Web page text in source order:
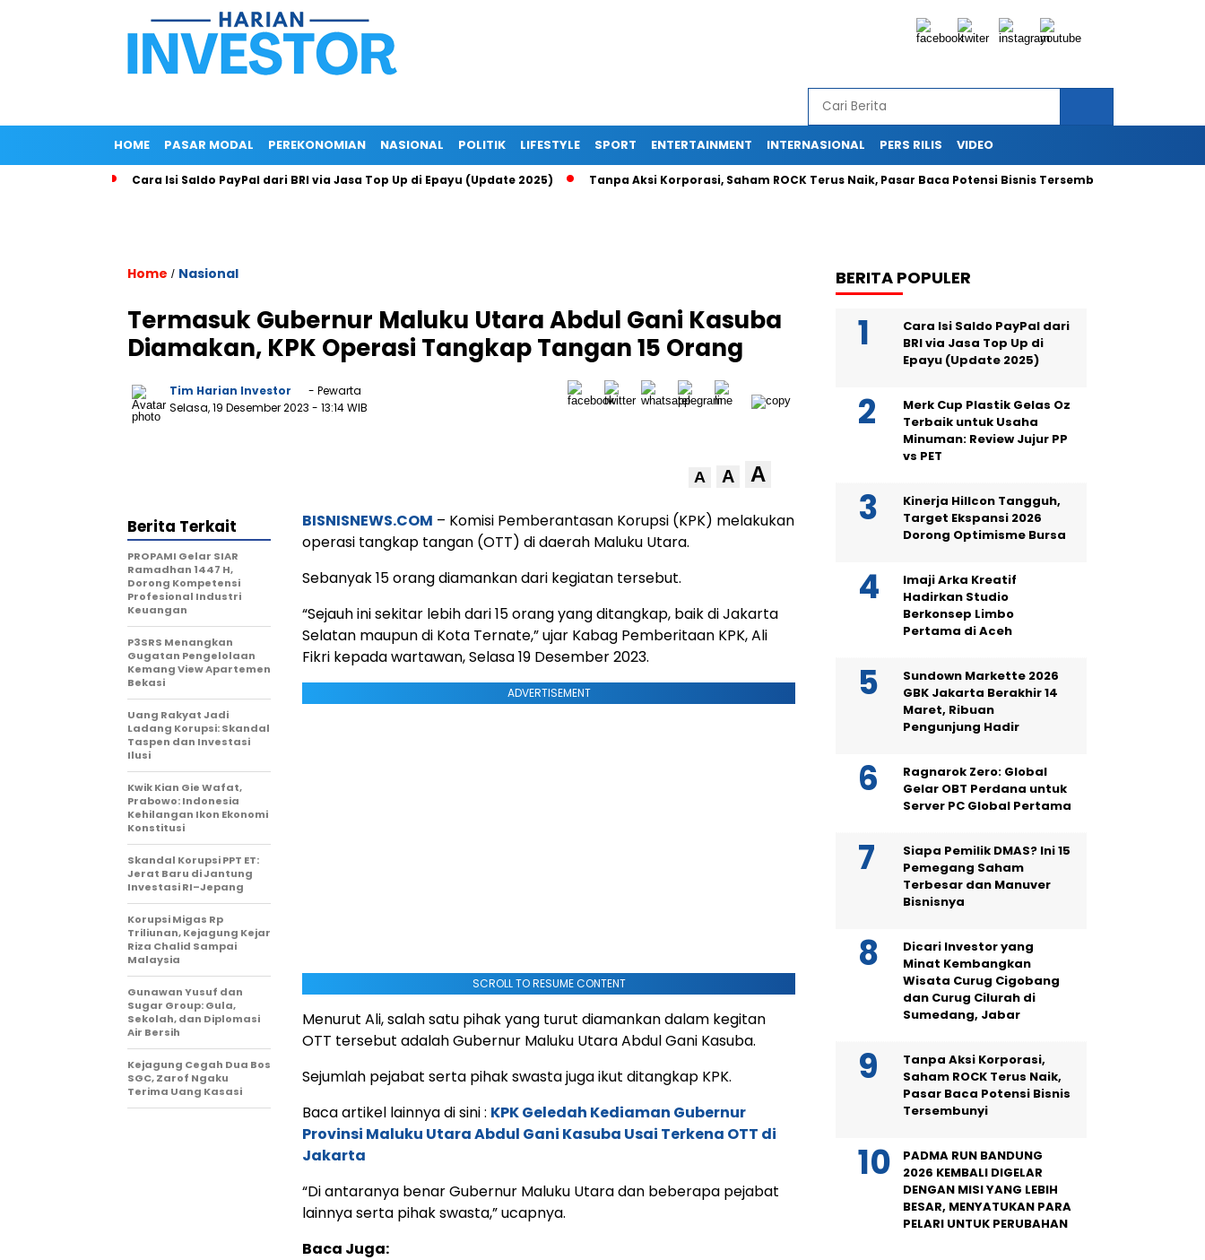
HOME PASAR MODAL PEREKONOMIAN NASIONAL POLITIK LIFESTYLE SPORT ENTERTAINMENT INTERNASIONAL PERS RILIS VIDEO
Cara Isi Saldo PayPal dari BRI via Jasa Top Up di Epayu (Update 2025) Tanpa Aksi Korporasi, Saham ROCK Terus Naik, Pasar Baca Potensi Bisnis Tersembunyi
Home / Nasional
Termasuk Gubernur Maluku Utara Abdul Gani Kasuba
Diamakan, KPK Operasi Tangkap Tangan 15 Orang
Tim Harian Investor
- Pewarta
Selasa, 19 Desember 2023 - 13:14 WIB
A A A
BISNISNEWS.COM – Komisi Pemberantasan Korupsi (KPK) melakukan
operasi tangkap tangan (OTT) di daerah Maluku Utara.
Sebanyak 15 orang diamankan dari kegiatan tersebut.
“Sejauh ini sekitar lebih dari 15 orang yang ditangkap, baik di Jakarta
Selatan maupun di Kota Ternate,” ujar Kabag Pemberitaan KPK, Ali
Fikri kepada wartawan, Selasa 19 Desember 2023.
ADVERTISEMENT
SCROLL TO RESUME CONTENT
Menurut Ali, salah satu pihak yang turut diamankan dalam kegitan
OTT tersebut adalah Gubernur Maluku Utara Abdul Gani Kasuba.
Sejumlah pejabat serta pihak swasta juga ikut ditangkap KPK.
Baca artikel lainnya di sini : KPK Geledah Kediaman Gubernur
Provinsi Maluku Utara Abdul Gani Kasuba Usai Terkena OTT di
Jakarta
“Di antaranya benar Gubernur Maluku Utara dan beberapa pejabat
lainnya serta pihak swasta,” ucapnya.
Baca Juga:
Berita Terkait
PROPAMI Gelar SIAR
Ramadhan 1447 H,
Dorong Kompetensi
Profesional Industri
Keuangan
P3SRS Menangkan
Gugatan Pengelolaan
Kemang View Apartemen
Bekasi
Uang Rakyat Jadi
Ladang Korupsi: Skandal
Taspen dan Investasi
Ilusi
Kwik Kian Gie Wafat,
Prabowo: Indonesia
Kehilangan Ikon Ekonomi
Konstitusi
Skandal Korupsi PPT ET:
Jerat Baru di Jantung
Investasi RI–Jepang
Korupsi Migas Rp
Triliunan, Kejagung Kejar
Riza Chalid Sampai
Malaysia
Gunawan Yusuf dan
Sugar Group: Gula,
Sekolah, dan Diplomasi
Air Bersih
Kejagung Cegah Dua Bos
SGC, Zarof Ngaku
Terima Uang Kasasi
BERITA POPULER
Cara Isi Saldo PayPal dari
BRI via Jasa Top Up di
Epayu (Update 2025)
Merk Cup Plastik Gelas Oz
Terbaik untuk Usaha
Minuman: Review Jujur PP
vs PET
Kinerja Hillcon Tangguh,
Target Ekspansi 2026
Dorong Optimisme Bursa
Imaji Arka Kreatif
Hadirkan Studio
Berkonsep Limbo
Pertama di Aceh
Sundown Markette 2026
GBK Jakarta Berakhir 14
Maret, Ribuan
Pengunjung Hadir
Ragnarok Zero: Global
Gelar OBT Perdana untuk
Server PC Global Pertama
Siapa Pemilik DMAS? Ini 15
Pemegang Saham
Terbesar dan Manuver
Bisnisnya
Dicari Investor yang
Minat Kembangkan
Wisata Curug Cigobang
dan Curug Cilurah di
Sumedang, Jabar
Tanpa Aksi Korporasi,
Saham ROCK Terus Naik,
Pasar Baca Potensi Bisnis
Tersembunyi
PADMA RUN BANDUNG
2026 KEMBALI DIGELAR
DENGAN MISI YANG LEBIH
BESAR, MENYATUKAN PARA
PELARI UNTUK PERUBAHAN